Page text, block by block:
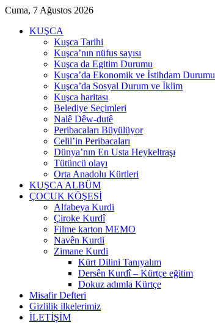
Cuma, 7 Ağustos 2026
KUŞCA
Kuşca Tarihi
Kuşca’nın nüfus sayısı
Kuşca da Egitim Durumu
Kuşca’da Ekonomik ve İstihdam Durumu
Kuşca’da Sosyal Durum ve İklim
Kuşca haritası
Belediye Seçimleri
Nalê Dêw-dutê
Peribacaları Büyülüyor
Celil’in Peribacaları
Dünya’nın En Usta Heykeltraşı
Tütüncü olayı
Orta Anadolu Kürtleri
KUŞCA ALBÜM
ÇOCUK KÖŞESİ
Alfabeya Kurdi
Çiroke Kurdî
Filme karton MEMO
Navên Kurdi
Zimane Kurdi
Kürt Dilini Tanıyalım
Dersên Kurdî – Kürtçe eğitim
Dokuz adımla Kürtçe
Misafir Defteri
Gizlilik ilkelerimiz
İLETİŞİM